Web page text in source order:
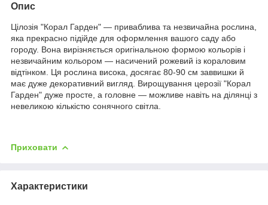
Опис
Цілозія "Корал Гарден" — приваблива та незвичайна рослина,
яка прекрасно підійде для оформлення вашого саду або
городу. Вона вирізняється оригінальною формою кольорів і
незвичайним кольором — насичений рожевий із кораловим
відтінком. Ця рослина висока, досягає 80-90 см заввишки й
має дуже декоративний вигляд. Вирощування церозії "Корал
Гарден" дуже просте, а головне — можливе навіть на ділянці з
невеликою кількістю сонячного світла.
Приховати
Характеристики